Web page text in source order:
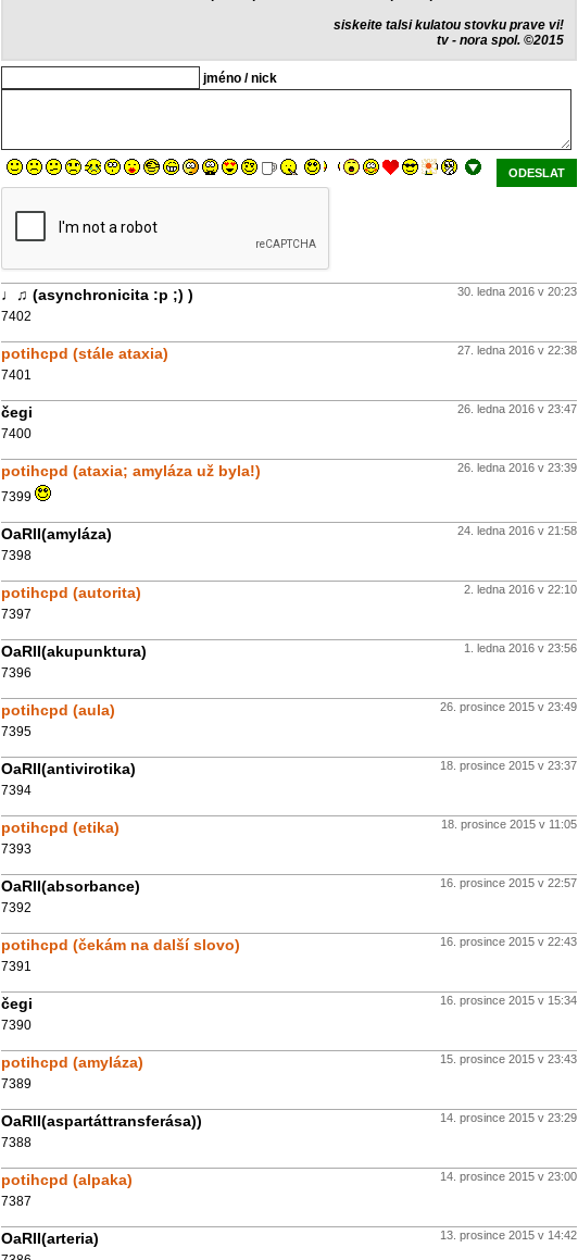
siskeite talsi kulatou stovku prave vi!
tv - nora spol. ©2015
jméno / nick
ODESLAT
30. ledna 2016 v 20:23
♩♫ (asynchronicita :p ;) )
7402
27. ledna 2016 v 22:38
potihcpd (stále ataxia)
7401
26. ledna 2016 v 23:47
čegi
7400
26. ledna 2016 v 23:39
potihcpd (ataxia; amyláza už byla!)
7399
24. ledna 2016 v 21:58
OaRII(amyláza)
7398
2. ledna 2016 v 22:10
potihcpd (autorita)
7397
1. ledna 2016 v 23:56
OaRII(akupunktura)
7396
26. prosince 2015 v 23:49
potihcpd (aula)
7395
18. prosince 2015 v 23:37
OaRII(antivirotika)
7394
18. prosince 2015 v 11:05
potihcpd (etika)
7393
16. prosince 2015 v 22:57
OaRII(absorbance)
7392
16. prosince 2015 v 22:43
potihcpd (čekám na další slovo)
7391
16. prosince 2015 v 15:34
čegi
7390
15. prosince 2015 v 23:43
potihcpd (amyláza)
7389
14. prosince 2015 v 23:29
OaRII(aspartáttransferása))
7388
14. prosince 2015 v 23:00
potihcpd (alpaka)
7387
13. prosince 2015 v 14:42
OaRII(arteria)